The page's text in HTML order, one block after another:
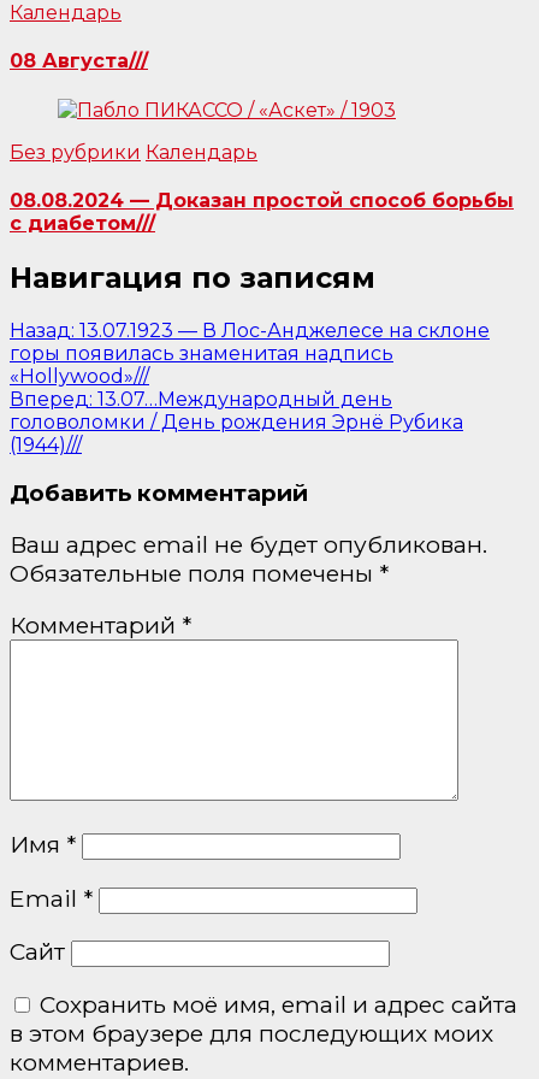
Календарь
08 Августа///
Без рубрики Календарь
08.08.2024 — Доказан простой способ борьбы
с диабетом///
Навигация по записям
Назад: 13.07.1923 — В Лос-Анджелесе на склоне
горы появилась знаменитая надпись
«Hollywood»///
Вперед: 13.07…Международный день
головоломки / День рождения Эрнё Рубика
(1944)///
Добавить комментарий
Ваш адрес email не будет опубликован.
Обязательные поля помечены *
Комментарий *
Имя *
Email *
Сайт
Сохранить моё имя, email и адрес сайта
в этом браузере для последующих моих
комментариев.